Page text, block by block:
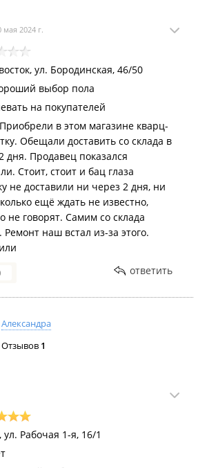
2024 г.
ул. Бородинская, 46/50
выбор пола
на покупателей
Приобрели в этом магазине кварц-
Обещали доставить со склада в
дня. Продавец показался
Стоит, стоит и бац глаза
не доставили ни через 2 дня, ни
ещё ждать не известно,
не говорят. Самим со склада
Ремонт наш встал из-за этого.
ответить
Александра
Отзывов 1
Рабочая 1-я, 16/1